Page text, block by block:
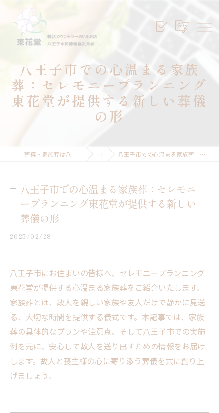
八王子市での心温まる家族
葬：セレモニープランニング
東花堂が提供する新しい葬儀
の形
葬儀・家族葬は八王子のセレモニープランニング東花堂 コラム 八王子市での心温まる家族葬：セレモニープランニング東花堂が提供する新しい葬儀の形
八王子市での心温まる家族葬：セレモニ
ープランニング東花堂が提供する新しい
葬儀の形
2025/02/28
八王子市にお住まいの皆様へ、セレモニープランニング
東花堂が提供する心温まる家族葬をご紹介いたします。
家族葬とは、故人を親しい家族や友人だけで静かに見送
る、大切な時間を提供する儀式です。本記事では、家族
葬の具体的なプランや注意点、そして八王子市での実施
例を元に、安心して故人を送り出すための情報をお届け
します。故人と喪主様の心に寄り添う葬儀を共に創り上
げましょう。